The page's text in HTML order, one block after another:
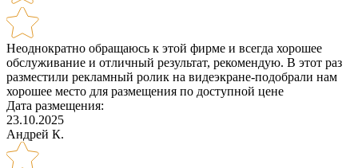
Неоднократно обращаюсь к этой фирме и всегда хорошее
обслуживание и отличный результат, рекомендую. В этот раз
разместили рекламный ролик на видеэкране-подобрали нам
хорошее место для размещения по доступной цене
Дата размещения:
23.10.2025
Андрей К.